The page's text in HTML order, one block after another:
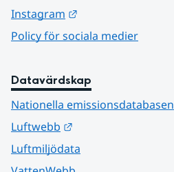
Instagram
Policy för sociala medier
Datavärdskap
Nationella emissionsdatabasen
Luftwebb
Luftmiljödata